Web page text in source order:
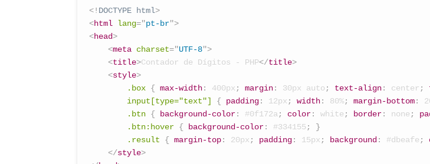
<! DOCTYPE html>
<html lang="pt-br">
<head>
<meta charset="UTF-8">
<title>Contador de Dígitos - PHP</title>
<style>
.box { max-width: 400px ; margin: 30px auto ; text-align: center ;
input[type="text"]
{ padding: 12px ; width: 80%; margin-bottom:
.btn { background-color: #0f172a; color: white ; border: none ;
.btn:hover { background-color: #334155 ;
}
.result
{ margin-top: 20px ; padding: 15px ; background: #dbeafe ;
</style>